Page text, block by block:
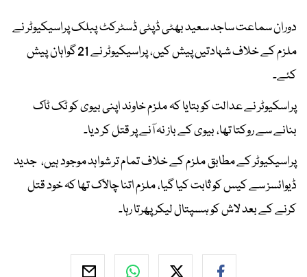
دوران سماعت ساجد سعید بھٹی ڈپٹی ڈسٹرکٹ پبلک پراسیکیوٹر نے
ملزم کے خلاف شہادتیں پیش کیں، پراسیکیوٹر نے 21 گواہان پیش
کئے۔
پراسکیوٹر نے عدالت کو بتایا کہ ملزم خاوند اپنی بیوی کو ٹک ٹاک
بنانے سے روکتا تھا، بیوی کے باز نہ آنے پر قتل کر دیا۔
پراسیکیوٹر کے مطابق ملزم کے خلاف تمام تر شواہد موجود ہیں، جدید
ڈیوائسز سے کیس کو ثابت کیا گیا، ملزم اتنا چالاک تھا کہ خود قتل
کرنے کے بعد لاش کو ہسپتال لیکر پھرتا رہا۔